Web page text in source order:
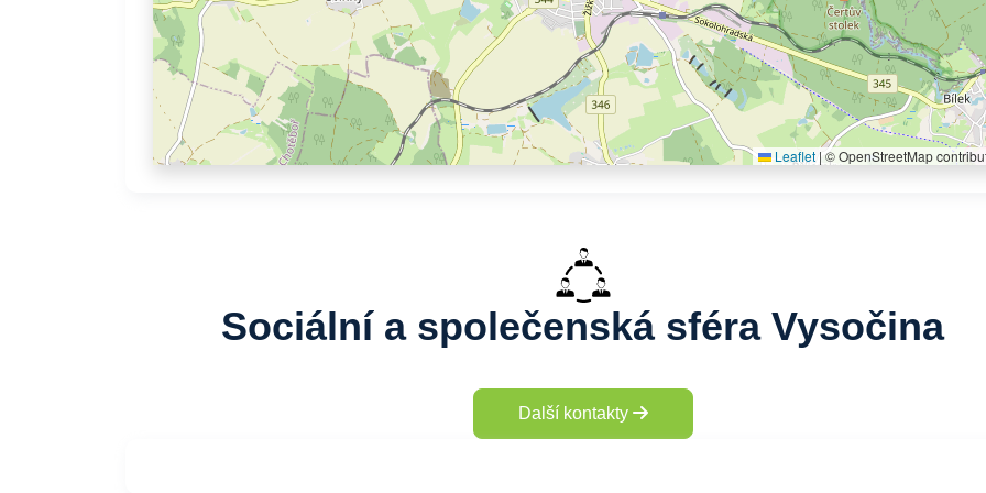
Leaflet | © OpenStreetMap
Sociální a společenská sféra Vysočina
Další kontakty